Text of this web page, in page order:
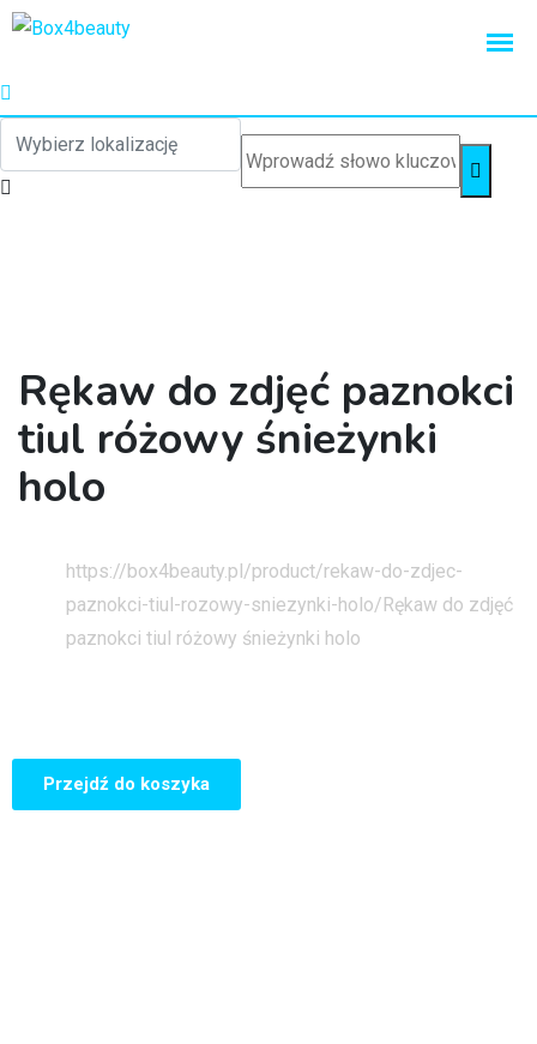
Rękaw do zdjęć paznokci
tiul różowy śnieżynki
holo
https://box4beauty.pl/product/rekaw-do-zdjec-
paznokci-tiul-rozowy-sniezynki-holo/Rękaw do zdjęć
paznokci tiul różowy śnieżynki holo
Przejdź do koszyka